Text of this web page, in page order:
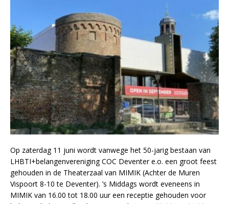
Op zaterdag 11 juni wordt vanwege het 50-jarig bestaan van
LHBTI+belangenvereniging COC Deventer e.o. een groot feest
gehouden in de Theaterzaal van MIMIK (Achter de Muren
Vispoort 8-10 te Deventer). ’s Middags wordt eveneens in
MIMIK van 16.00 tot 18.00 uur een receptie gehouden voor